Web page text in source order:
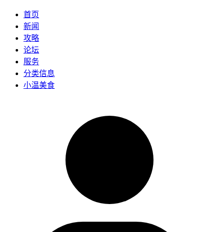
首页
新闻
攻略
论坛
服务
分类信息
小温美食